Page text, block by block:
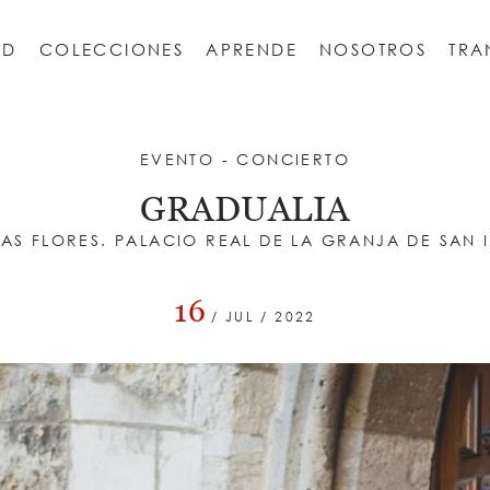
COLECCIONES APRENDE NOSOTROS
EVENTO - CONCIERTO
GRADUALIA
FLORES. PALACIO REAL DE LA GRANJA DE SAN
16 / JUL / 2022